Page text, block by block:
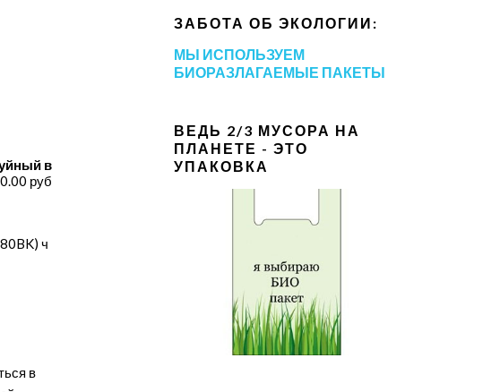
в
руб
ч
в
ЗАБОТА ОБ ЭКОЛОГИИ:
МЫ ИСПОЛЬЗУЕМ
БИОРАЗЛАГАЕМЫЕ ПАКЕТЫ
ВЕДЬ 2/3 МУСОРА НА
ПЛАНЕТЕ - ЭТО
УПАКОВКА